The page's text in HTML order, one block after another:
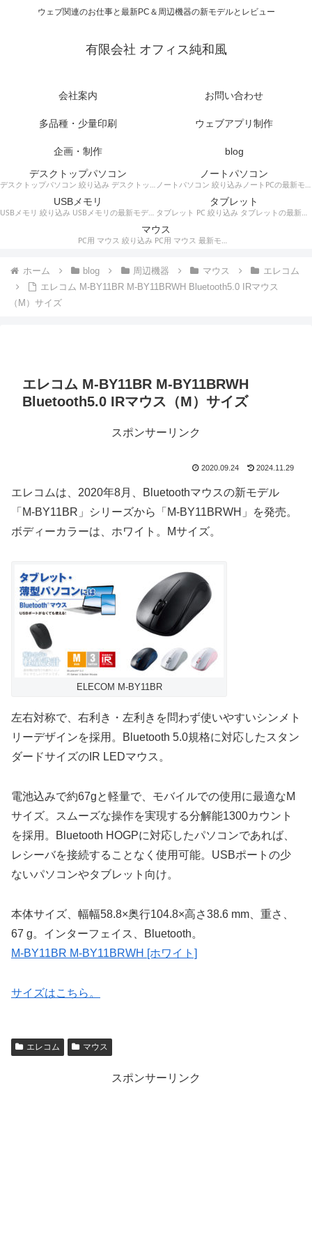
ウェブ関連のお仕事と最新PC＆周辺機器の新モデルとレビュー
有限会社 オフィス純和風
会社案内 お問い合わせ
多品種・少量印刷 ウェブアプリ制作
企画・制作
blog
デスクトップパソコン
デスクトップパソコン 絞り込み デスクトップPCの最新モデルやスペック・仕様に関する情報。
ノートパソコン
ノートパソコン 絞り込みノートPCの最新モデルやスペック・仕様に関する情報。
USBメモリ
USBメモリ 絞り込み USBメモリの最新モデルやスペック・仕様に関する情報。
タブレット
タブレット PC 絞り込み タブレットの最新モデルやスペック・仕様に関する情報。
マウス
PC用 マウス 絞り込み PC用 マウス 最新モデルやスペック・仕様に関する情報。ワイヤレスマウス、有線マウス、接続タイプなど。
ホーム blog 周辺機器 マウス
エレコム
エレコム M-BY11BR M-BY11BRWH Bluetooth5.0 IRマウス
（M）サイズ
エレコム M-BY11BR M-BY11BRWH
Bluetooth5.0 IRマウス（M）サイズ
スポンサーリンク
2020.09.24 2024.11.29
エレコムは、2020年8月、Bluetoothマウスの新モデル
「M-BY11BR」シリーズから「M-BY11BRWH」を発売。
ボディーカラーは、ホワイト。Mサイズ。
ELECOM M-BY11BR
左右対称で、右利き・左利きを問わず使いやすいシンメト
リーデザインを採用。Bluetooth 5.0規格に対応したスタン
ダードサイズのIR LEDマウス。
電池込みで約67gと軽量で、モバイルでの使用に最適なM
サイズ。スムーズな操作を実現する分解能1300カウント
を採用。Bluetooth HOGPに対応したパソコンであれば、
レシーバを接続することなく使用可能。USBポートの少
ないパソコンやタブレット向け。
本体サイズ、幅幅58.8×奥行104.8×高さ38.6 mm、重さ、
67 g。インターフェイス、Bluetooth。
M-BY11BR M-BY11BRWH [ホワイト]
サイズはこちら。
エレコム マウス
スポンサーリンク